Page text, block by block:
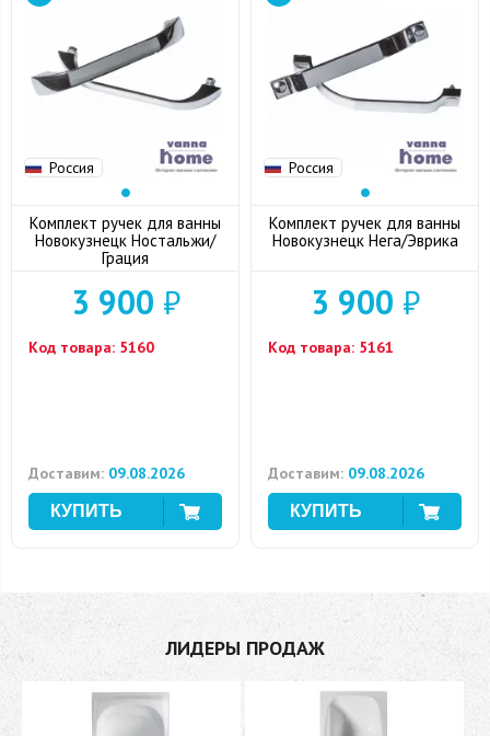
Россия
Комплект ручек для ванны
Новокузнецк Ностальжи/
Грация
3 900 ₽
Код товара: 5160
Доставим: 09.08.2026
Россия
Комплект ручек для ванны
Новокузнецк Нега/Эврика
3 900 ₽
Код товара: 5161
Доставим: 09.08.2026
ЛИДЕРЫ ПРОДАЖ